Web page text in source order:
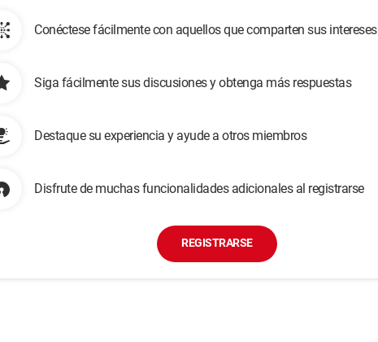
Conéctese fácilmente con aquellos que comparten sus intereses
Siga fácilmente sus discusiones y obtenga más respuestas
Destaque su experiencia y ayude a otros miembros
Disfrute de muchas funcionalidades adicionales al registrarse
REGISTRARSE